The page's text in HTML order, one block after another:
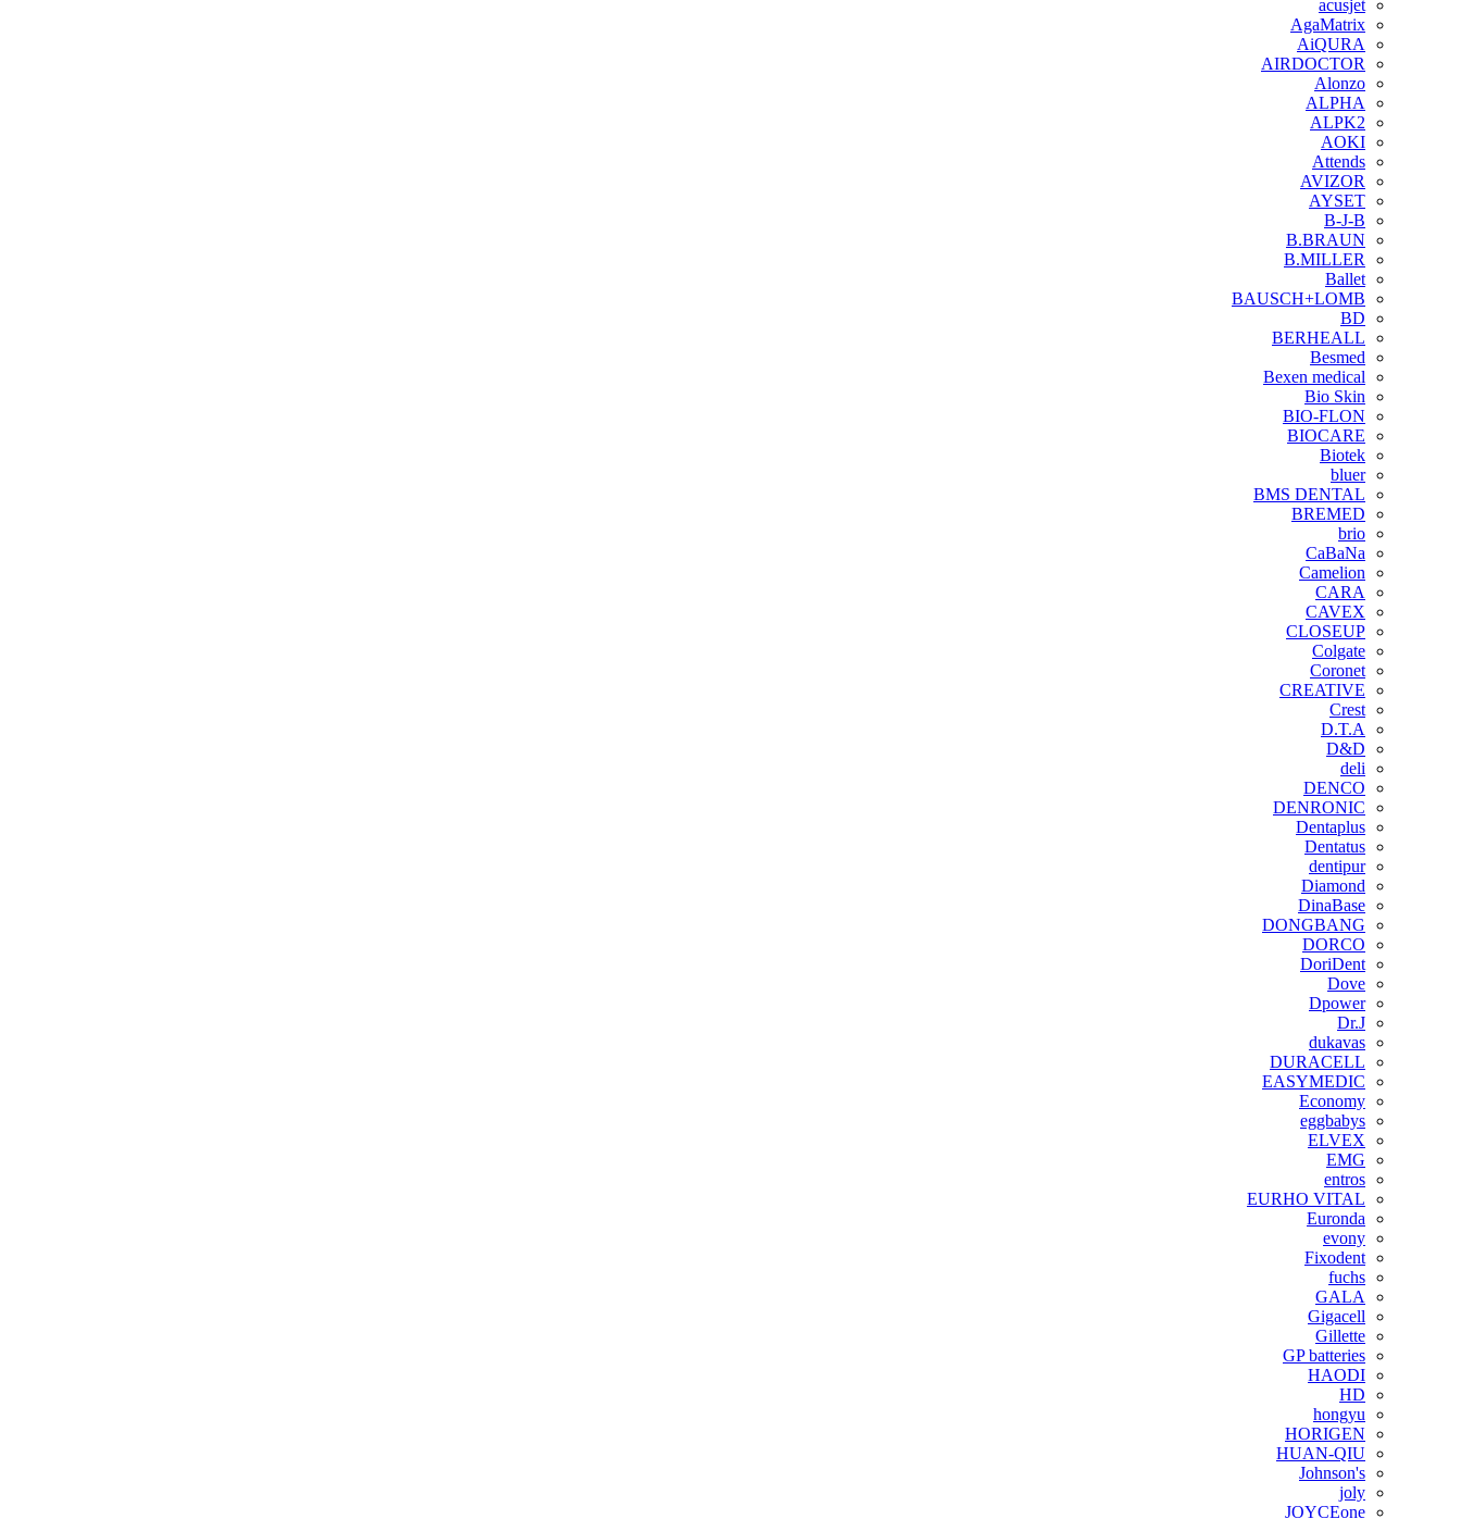
acusjet
AgaMatrix
AiQURA
AIRDOCTOR
Alonzo
ALPHA
ALPK2
AOKI
Attends
AVIZOR
AYSET
B-J-B
B.BRAUN
B.MILLER
Ballet
BAUSCH+LOMB
BD
BERHEALL
Besmed
Bexen medical
Bio Skin
BIO-FLON
BIOCARE
Biotek
bluer
BMS DENTAL
BREMED
brio
CaBaNa
Camelion
CARA
CAVEX
CLOSEUP
Colgate
Coronet
CREATIVE
Crest
D.T.A
D&D
deli
DENCO
DENRONIC
Dentaplus
Dentatus
dentipur
‌Diamond
DinaBase
DONGBANG
DORCO
DoriDent
Dove
Dpower
Dr.J
dukavas
DURACELL
EASYMEDIC
Economy
eggbabys
ELVEX
EMG
entros
EURHO VITAL
Euronda
evony
Fixodent
fuchs
GALA
Gigacell
Gillette
GP batteries
HAODI
HD
hongyu
HORIGEN
HUAN-QIU
Johnson's
joly
JOYCEone